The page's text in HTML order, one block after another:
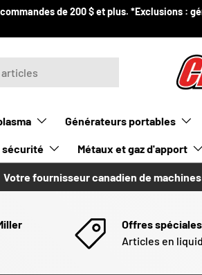
de 200 $ et plus. *Exclusions :
Générateurs portables
sécurité Métaux et gaz d'apport
Votre fournisseur canadien de
Offres spéciales
Articles en